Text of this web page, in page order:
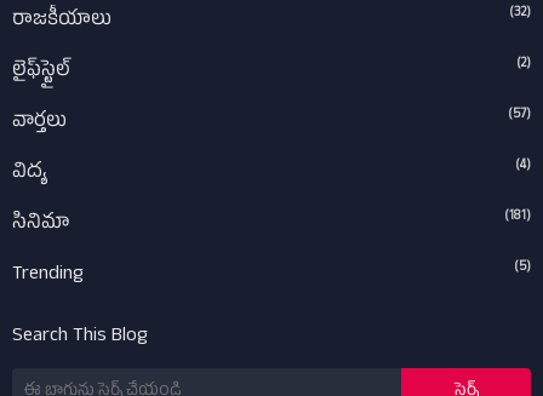
రాజకీయాలు (32)
లైఫ్‌స్టైల్‌ (2)
వార్తలు (57)
విద్య (4)
సినిమా (181)
Trending (5)
Search This Blog